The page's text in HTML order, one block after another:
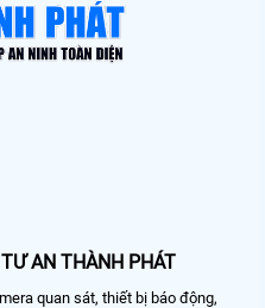
AN THÀNH PHÁT
quan sát, thiết bị báo động,